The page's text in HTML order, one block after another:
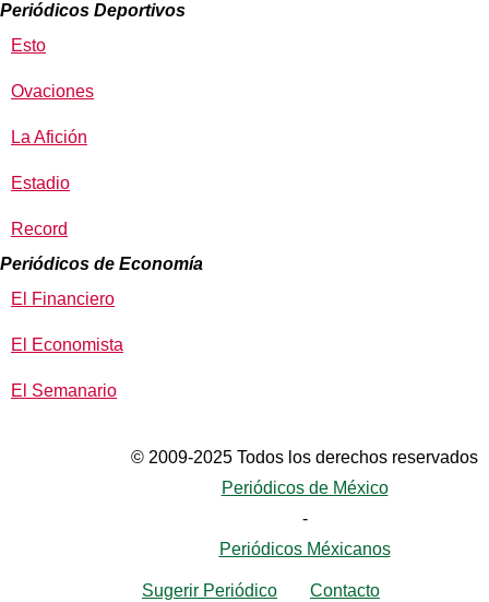
Periódicos Deportivos
Esto
Ovaciones
La Afición
Estadio
Record
Periódicos de Economía
El Financiero
El Economista
El Semanario
© 2009-2025 Todos los derechos reservados
Periódicos de México
-
Periódicos Méxicanos
Sugerir Periódico Contacto